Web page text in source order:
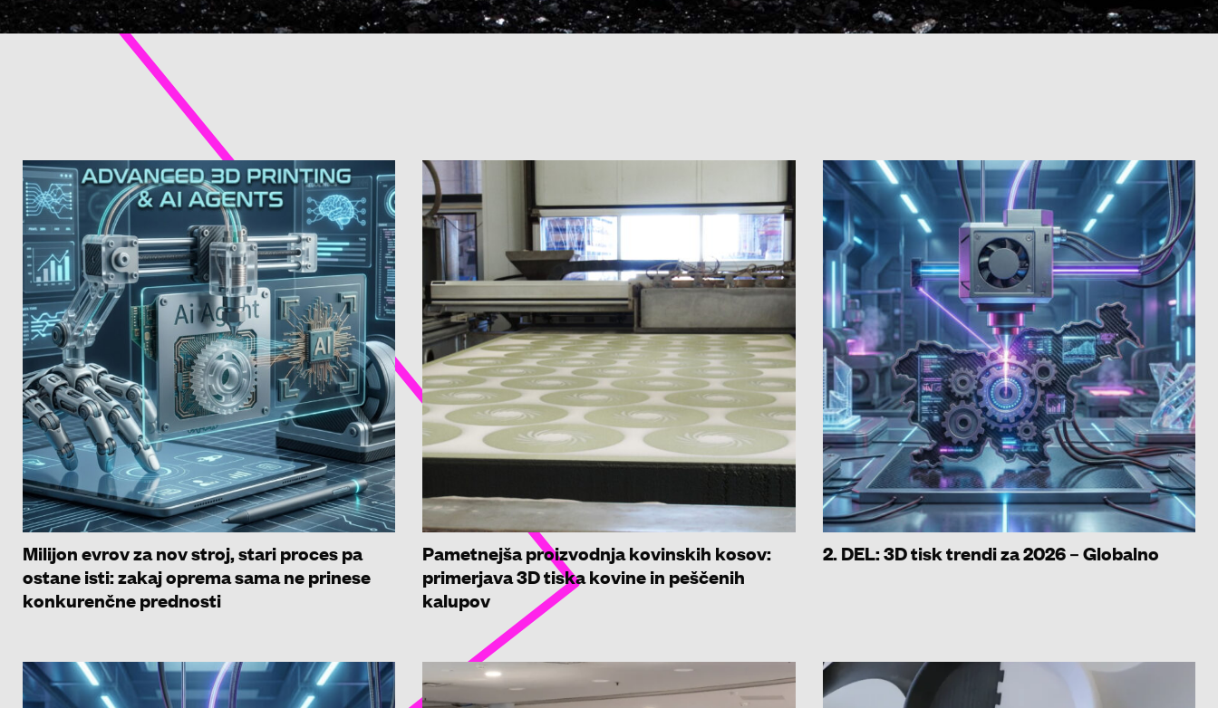
Milijon evrov za nov stroj, stari proces pa
ostane isti: zakaj oprema sama ne prinese
konkurenčne prednosti
Pametnejša proizvodnja kovinskih kosov:
primerjava 3D tiska kovine in peščenih
kalupov
2. DEL: 3D tisk trendi za 2026 – Globalno